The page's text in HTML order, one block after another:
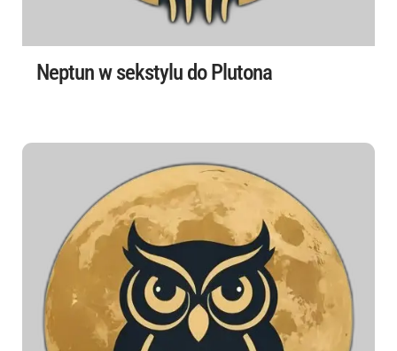
Neptun w sekstylu do Plutona